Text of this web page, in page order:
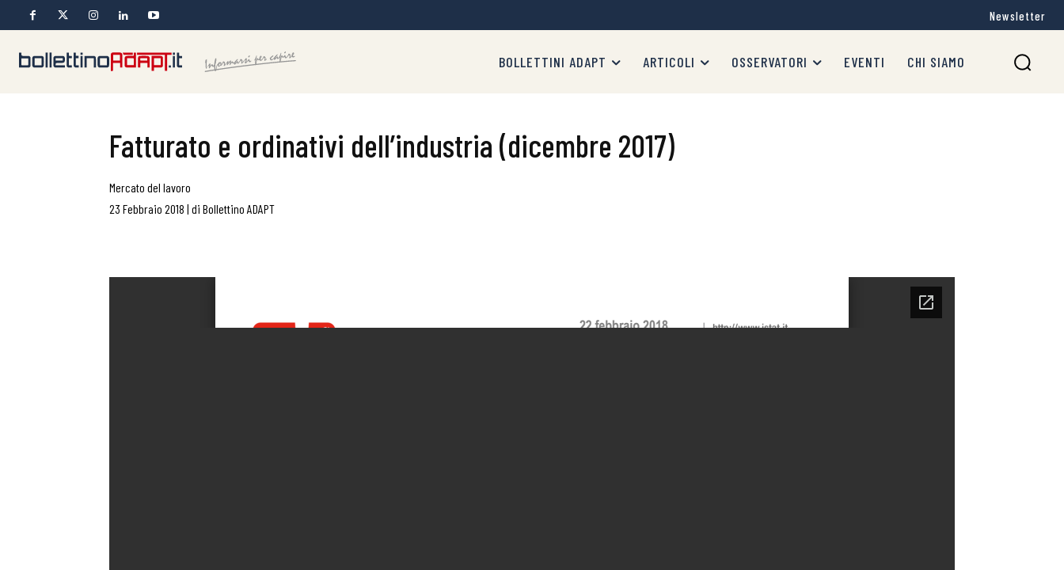
Newsletter
BOLLETTINI ADAPT ARTICOLI OSSERVATORI EVENTI CHI SIAMO
Fatturato e ordinativi dell’industria (dicembre 2017)
Mercato del lavoro
23 Febbraio 2018 | di Bollettino ADAPT